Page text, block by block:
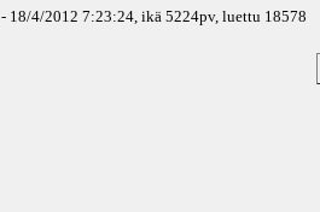
- 18/4/2012 7:23:24, ikä 5224pv, luettu 18578